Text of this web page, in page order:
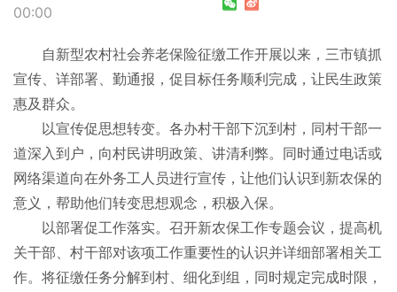
00:00
自新型农村社会养老保险征缴工作开展以来，三市镇抓
宣传、详部署、勤通报，促目标任务顺利完成，让民生政策
惠及群众。
以宣传促思想转变。各办村干部下沉到村，同村干部一
道深入到户，向村民讲明政策、讲清利弊。同时通过电话或
网络渠道向在外务工人员进行宣传，让他们认识到新农保的
意义，帮助他们转变思想观念，积极入保。
以部署促工作落实。召开新农保工作专题会议，提高机
关干部、村干部对该项工作重要性的认识并详细部署相关工
作。将征缴任务分解到村、细化到组，同时规定完成时限，